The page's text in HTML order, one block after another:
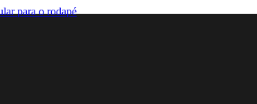
para o rodapé